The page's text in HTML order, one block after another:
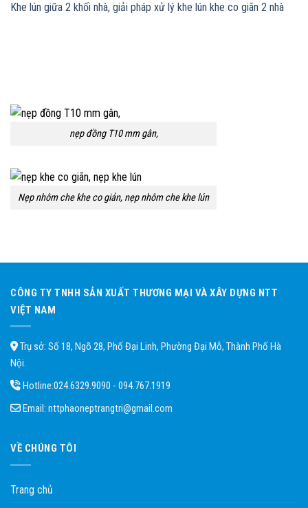
Khe lún giữa 2 khối nhà, giải pháp xử lý khe lún khe co giãn 2 nhà
nẹp đồng T10 mm gân,
Nẹp nhôm che khe co giản, nẹp nhôm che khe lún
CÔNG TY TNHH SẢN XUẤT THƯƠNG MẠI VÀ XÂY DỰNG NTT
VIỆT NAM
Trụ sở: Số 18, Ngõ 28, Phố Đại Linh, Phường Đại Mỗ, Thành Phố Hà
Nội.
Hotline:024.6329.9090 - 094.767.1919
Email: nttphaoneptrangtri@gmail.com
VỀ CHÚNG TÔI
Trang chủ